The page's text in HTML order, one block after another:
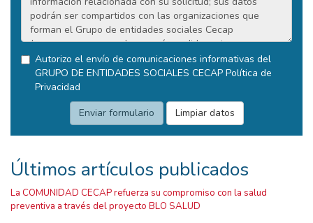
Autorizo el envío de comunicaciones informativas del
GRUPO DE ENTIDADES SOCIALES CECAP Política de
Privacidad
Últimos artículos publicados
La COMUNIDAD CECAP refuerza su compromiso con la salud
preventiva a través del proyecto BLO SALUD